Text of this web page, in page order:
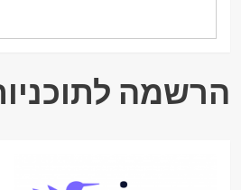
שמביאה
ותכנון
הרשמה